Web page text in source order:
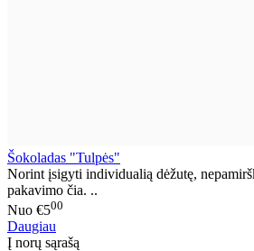
Šokoladas "Tulpės"
Norint įsigyti individualią dėžutę,
pakavimo čia. ..
Nuo €500
Daugiau
Į norų sąrašą